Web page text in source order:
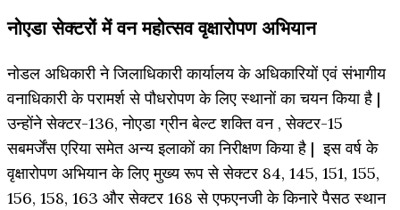
नोएडा सेक्टरों में वन महोत्सव वृक्षारोपण अभियान
नोडल अधिकारी ने जिलाधिकारी कार्यालय के अधिकारियों एवं संभागीय
वनाधिकारी के परामर्श से पौधरोपण के लिए स्थानों का चयन किया है |
उन्होंने सेक्टर-136, नोएडा ग्रीन बेल्ट शक्ति वन , सेक्टर-15
सबमर्जेंस एरिया समेत अन्य इलाकों का निरीक्षण किया है | इस वर्ष के
वृक्षारोपण अभियान के लिए मुख्य रूप से सेक्टर 84, 145, 151, 155,
156, 158, 163 और सेक्टर 168 से एफएनजी के किनारे पैसठ स्थान